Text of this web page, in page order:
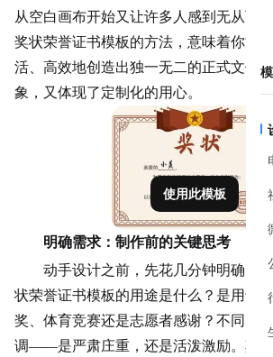
从空白画布开始又让许多人感到无从下
奖状荣誉证书模板的方法，意味着你能
活、高效地创造出独一无二的正式文件
象，又体现了定制化的用心。
使用此模板
明确需求：制作前的关键思考
动手设计之前，先花几分钟明确几
状荣誉证书模板的用途是什么？是用于
奖、体育竞赛还是志愿者感谢？不同的
调——是严肃庄重，还是活泼激励。其次